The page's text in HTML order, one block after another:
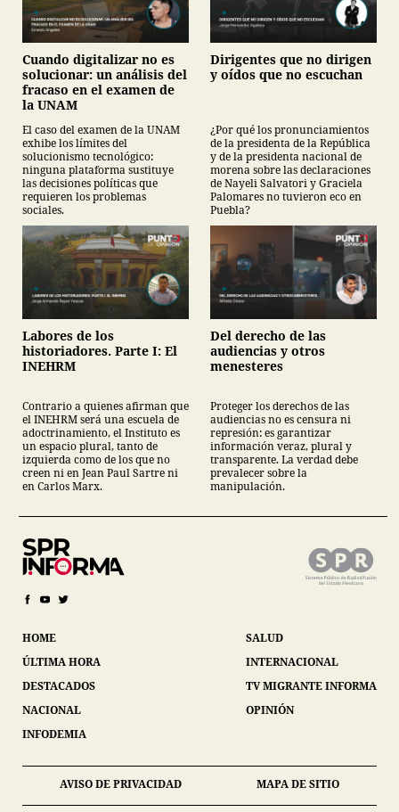
Cuando digitalizar no es
solucionar: un análisis del
fracaso en el examen de
la UNAM
El caso del examen de la UNAM
exhibe los límites del
solucionismo tecnológico:
ninguna plataforma sustituye
las decisiones políticas que
requieren los problemas
sociales.
Dirigentes que no dirigen
y oídos que no escuchan
¿Por qué los pronunciamientos
de la presidenta de la República
y de la presidenta nacional de
morena sobre las declaraciones
de Nayeli Salvatori y Graciela
Palomares no tuvieron eco en
Puebla?
Labores de los
historiadores. Parte I: El
INEHRM
Contrario a quienes afirman que
el INEHRM será una escuela de
adoctrinamiento, el Instituto es
un espacio plural, tanto de
izquierda como de los que no
creen ni en Jean Paul Sartre ni
en Carlos Marx.
Del derecho de las
audiencias y otros
menesteres
Proteger los derechos de las
audiencias no es censura ni
represión: es garantizar
información veraz, plural y
transparente. La verdad debe
prevalecer sobre la
manipulación.
HOME
ÚLTIMA HORA
DESTACADOS
NACIONAL
INFODEMIA
SALUD
INTERNACIONAL
TV MIGRANTE INFORMA
OPINIÓN
AVISO DE PRIVACIDAD MAPA DE SITIO